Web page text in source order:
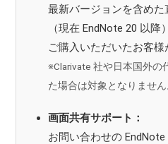
最新バージョンを含め
（現在 EndNote 20 以
ご購入いただいたお客様
※Clarivate 社や日本国外の
た場合は対象となりません
画面共有サポート：
お問い合わせの